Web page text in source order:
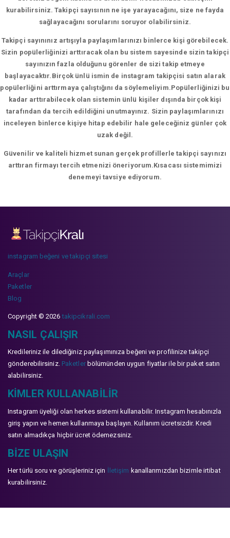
kurabilirsiniz. Takipçi sayısının ne işe yarayacağını, size ne fayda
sağlayacağını sorularını soruyor olabilirsiniz.
Takipçi sayınınız artışıyla paylaşımlarınızı binlerce kişi görebilecek.
Sizin popülerliğinizi arttıracak olan bu sistem sayesinde sizin takipçi
sayınızın fazla olduğunu görenler de sizi takip etmeye
başlayacaktır.Birçok ünlü ismin de instagram takipçisi satın alarak
popülerliğini arttırmaya çalıştığını da söylemeliyim.Popülerliğinizi bu
kadar arttırabilecek olan sistemin ünlü kişiler dışında birçok kişi
tarafından da tercih edildiğini unutmayınız. Sizin paylaşımlarınızı
inceleyen binlerce kişiye hitap edebilir hale geleceğiniz günler çok
uzak değil.
Güvenilir ve kaliteli hizmet sunan gerçek profillerle takipçi sayınızı
arttıran firmayı tercih etmenizi öneriyorum.Kısacası sistemimizi
denemeyi tavsiye ediyorum.
instagram beğeni ve takipçi sitesi
Araçlar
Paketler
Blog
Copyright © 2026takipcikrali.com
NASIL ÇALIŞIR
Kredileriniz ile dilediğiniz paylaşımınıza beğeni ve profilinize takipçi
gönderebilirsiniz. Paketlerbölümünden uygun fiyatlar ile bir paket satın
alabilirsiniz.
KIMLER KULLANABILIR
Instagram üyeliği olan herkes sistemi kullanabilir. Instagram hesabınızla
giriş yapın ve hemen kullanmaya başlayın. Kullanım ücretsizdir. Kredi
satın almadıkça hiçbir ücret ödemezsiniz.
BIZE ULAŞIN
Her türlü soru ve görüşleriniz için İletişim kanallarımızdan bizimle irtibat
kurabilirsiniz.